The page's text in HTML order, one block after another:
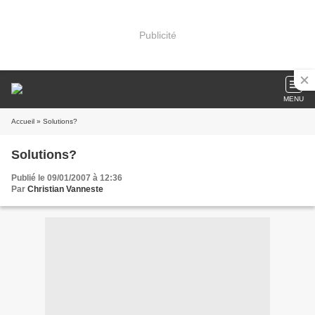
Publicité
MENU
Accueil » Solutions?
Solutions?
Publié le 09/01/2007 à 12:36
Par Christian Vanneste